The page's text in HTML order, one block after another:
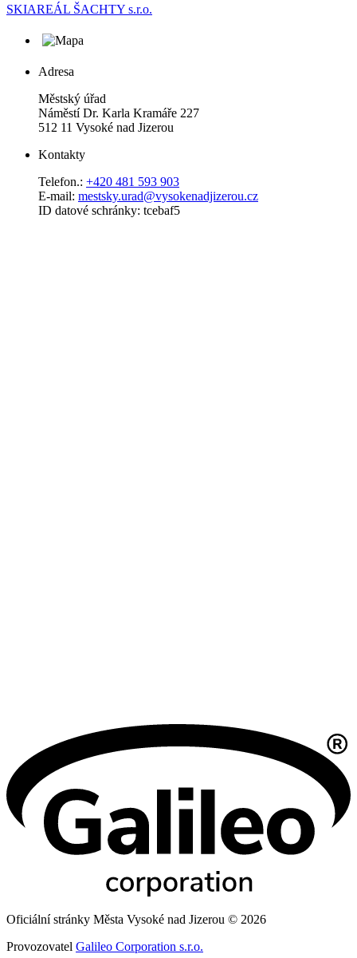
SKIAREÁL ŠACHTY s.r.o.
Adresa
Městský úřad
Náměstí Dr. Karla Kramáře 227
512 11 Vysoké nad Jizerou
Kontakty
Telefon.: +420 481 593 903
E-mail: mestsky.urad@vysokenadjizerou.cz
ID datové schránky: tcebaf5
Oficiální stránky Města Vysoké nad Jizerou © 2026
Provozovatel Galileo Corporation s.r.o.